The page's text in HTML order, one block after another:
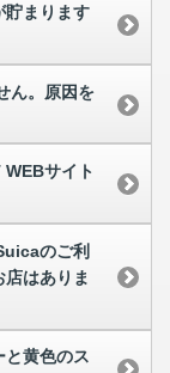
貯まります
ん。原因を
サイト
のご利
はありま
と黄色のス